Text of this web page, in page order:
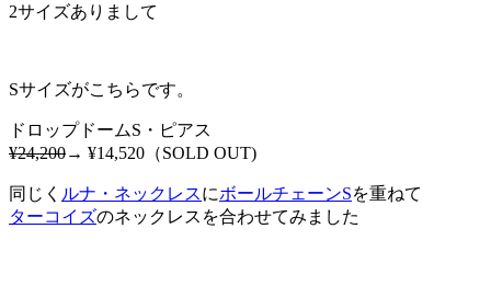
2サイズありまして
Sサイズがこちらです。
ドロップドームS・ピアス
¥24,200→ ¥14,520（SOLD OUT)
同じく ルナ・ネックレスにボールチェーンSを重ねて
ターコイズのネックレスを合わせてみました